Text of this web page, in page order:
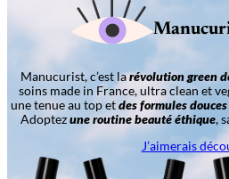
Manucurist, c’est larévolution green
soins made in France, ultra clean et
une tenue au top etdes formules douces
Adoptezune routine beauté éthique,
J’aimerais